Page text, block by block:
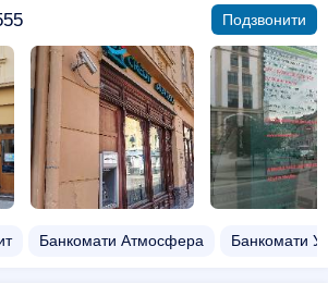
Подзвонити
Банкомати Атмосфера Банкомати